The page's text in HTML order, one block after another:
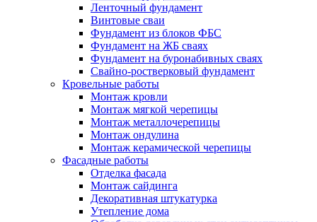
Ленточный фундамент
Винтовые сваи
Фундамент из блоков ФБС
Фундамент на ЖБ сваях
Фундамент на буронабивных сваях
Свайно-ростверковый фундамент
Кровельные работы
Монтаж кровли
Монтаж мягкой черепицы
Монтаж металлочерепицы
Монтаж ондулина
Монтаж керамической черепицы
Фасадные работы
Отделка фасада
Монтаж сайдинга
Декоративная штукатурка
Утепление дома